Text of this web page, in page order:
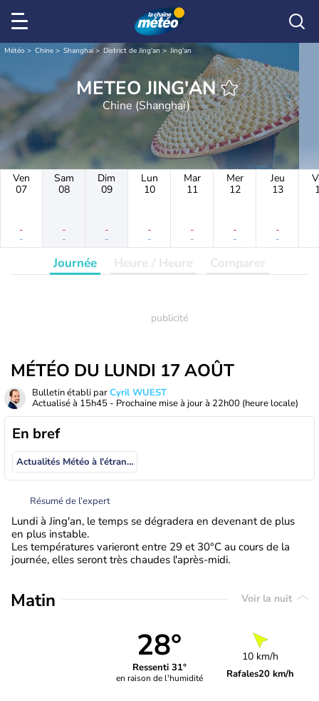
Météo Chine Shanghaï District de Jing'an Jing'an
METEO JING'AN
Chine (Shanghaï)
Ven
07
-
-
Sam
08
-
-
Dim
09
-
-
Lun
10
-
-
Mar
11
-
-
Mer
12
-
-
Jeu
13
-
-
Journée Heure / Heure Comparer
MÉTÉO DU LUNDI 17 AOÛT
Bulletin établi parCyril WUEST
Actualisé à 15h45 - Prochaine mise à jour à 22h00 (heure locale)
En bref
Actualités Météo à l'étranger
Résumé de l’expert
Lundi à Jing'an, le temps se dégradera en devenant de plus
en plus instable.
Les températures varieront entre 29 et 30°C au cours de la
journée, elles seront très chaudes l'après-midi.
Matin Voir la nuit
28°
Ressenti 31°
en raison de l'humidité
10 km/h
Rafales20 km/h